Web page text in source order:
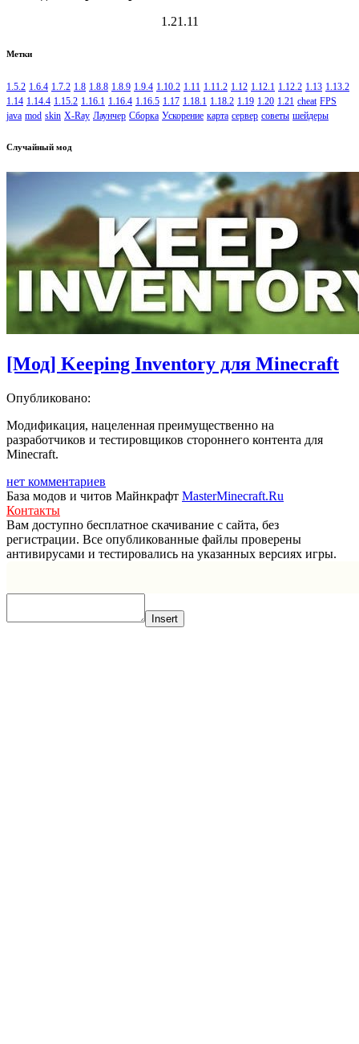
1.21.11
Метки
1.5.2 1.6.4 1.7.2 1.8 1.8.8 1.8.9 1.9.4 1.10.2 1.11 1.11.2 1.12 1.12.1 1.12.2 1.13 1.13.2
1.14 1.14.4 1.15.2 1.16.1 1.16.4 1.16.5 1.17 1.18.1 1.18.2 1.19 1.20 1.21 cheat FPS
java mod skin X-Ray Лаунчер Сборка Ускорение карта сервер советы шейдеры
Случайный мод
[Мод] Keeping Inventory для Minecraft
Опубликовано:
Модификация, нацеленная преимущественно на
разработчиков и тестировщиков стороннего контента для
Minecraft.
нет комментариев
База модов и читов Майнкрафт MasterMinecraft.Ru
Контакты
Вам доступно бесплатное скачивание с сайта, без
регистрации. Все опубликованные файлы проверены
антивирусами и тестировались на указанных версиях игры.
Insert